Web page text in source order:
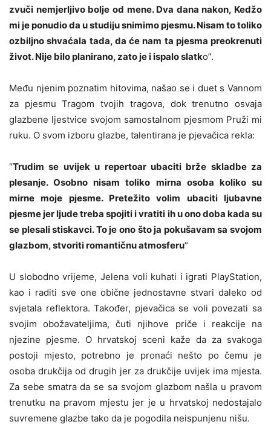
zvuči nemjerljivo bolje od mene. Dva dana nakon, Kedžo
mi je ponudio da u studiju snimimo pjesmu. Nisam to toliko
ozbiljno shvaćala tada, da će nam ta pjesma preokrenuti
život. Nije bilo planirano, zato je i ispalo slatko”.
Među njenim poznatim hitovima, našao se i duet s Vannom
za pjesmu Tragom tvojih tragova, dok trenutno osvaja
glazbene ljestvice svojom samostalnom pjesmom Pruži mi
ruku. O svom izboru glazbe, talentirana je pjevačica rekla:
“Trudim se uvijek u repertoar ubaciti brže skladbe za
plesanje. Osobno nisam toliko mirna osoba koliko su
mirne moje pjesme. Pretežito volim ubaciti ljubavne
pjesme jer ljude treba spojiti i vratiti ih u ono doba kada su
se plesali stiskavci. To je ono što ja pokušavam sa svojom
glazbom, stvoriti romantičnu atmosferu“
U slobodno vrijeme, Jelena voli kuhati i igrati PlayStation,
kao i raditi sve one obične jednostavne stvari daleko od
svjetala reflektora. Također, pjevačica se voli povezati sa
svojim obožavateljima, čuti njihove priče i reakcije na
njezine pjesme. O hrvatskoj sceni kaže da za svakoga
postoji mjesto, potrebno je pronaći nešto po čemu je
osoba drukčija od drugih jer za drukčije uvijek ima mjesta.
Za sebe smatra da se sa svojom glazbom našla u pravom
trenutku na pravom mjestu jer je u hrvatskoj nedostajalo
suvremene glazbe tako da je pogodila neispunjenu nišu.